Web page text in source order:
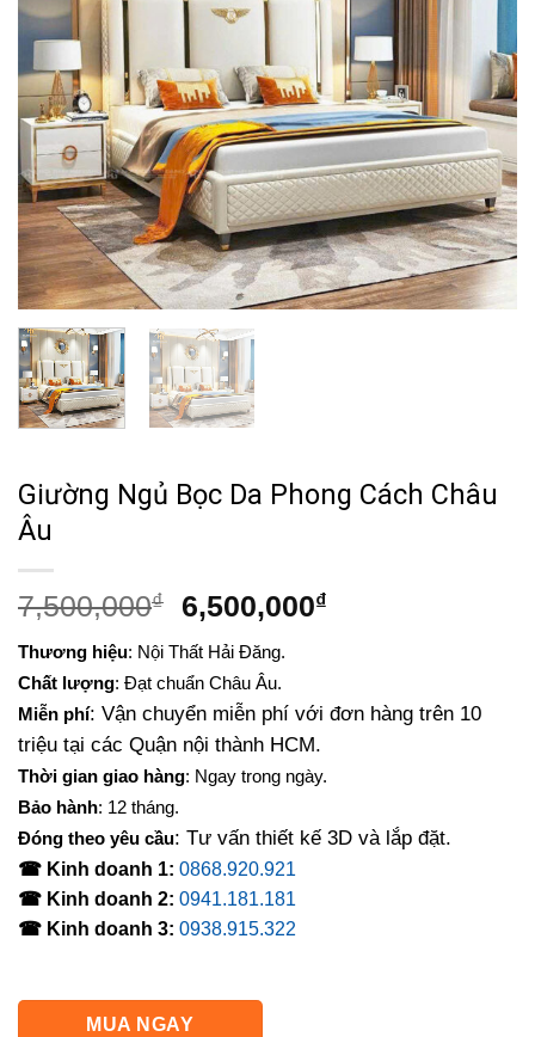
Giường Ngủ Bọc Da Phong Cách Châu
Âu
7,500,000₫
Giá
là:
7,500,000₫.
6,500,000₫Giá
6,500,000₫.
Thương hiệu: Nội Thất Hải Đăng.
Chất lượng: Đạt chuẩn Châu Âu.
Miễn phí: Vận chuyển miễn phí với đơn hàng trên 10
triệu tại các Quận nội thành HCM.
Thời gian giao hàng: Ngay trong ngày.
Bảo hành: 12 tháng.
Đóng theo yêu cầu: Tư vấn thiết kế 3D và lắp đặt.
☎ Kinh doanh 1: 0868.920.921
☎ Kinh doanh 2: 0941.181.181
☎ Kinh doanh 3: 0938.915.322
MUA NGAY